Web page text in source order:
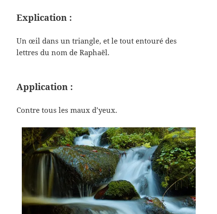
Explication :
Un œil dans un triangle, et le tout entouré des
lettres du nom de Raphaël.
Application :
Contre tous les maux d’yeux.